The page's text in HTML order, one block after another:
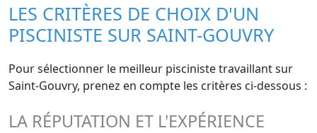
LES CRITÈRES DE CHOIX D'UN
PISCINISTE SUR SAINT-GOUVRY
Pour sélectionner le meilleur pisciniste travaillant sur
Saint-Gouvry, prenez en compte les critères ci-dessous :
LA RÉPUTATION ET L'EXPÉRIENCE